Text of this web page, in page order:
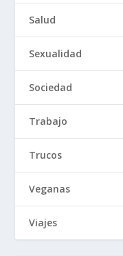
Salud
Sexualidad
Sociedad
Trabajo
Trucos
Veganas
Viajes